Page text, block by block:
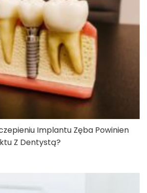
Implantu Zęba Powinien
Z Dentystą?